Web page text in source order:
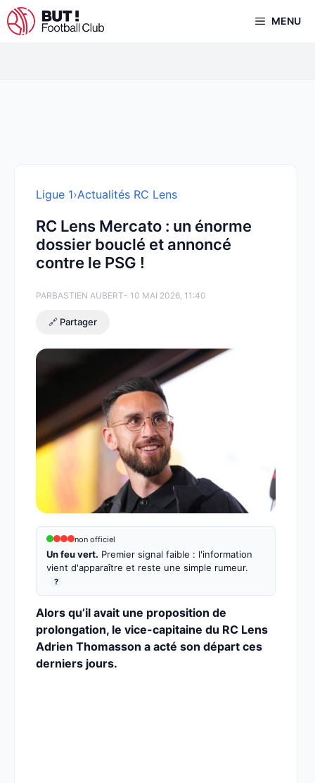
Aller
au
MENU
Ligue 1›Actualités RC Lens
RC Lens Mercato : un énorme
dossier bouclé et annoncé
contre le PSG !
PARBASTIEN AUBERT- 10 MAI 2026, 11:40
🔗 Partager
non officiel
Un feu vert. Premier signal faible : l'information
vient d'apparaître et reste une simple rumeur.
?
Alors qu’il avait une proposition de
prolongation, le vice-capitaine du RC Lens
Adrien Thomasson a acté son départ ces
derniers jours.